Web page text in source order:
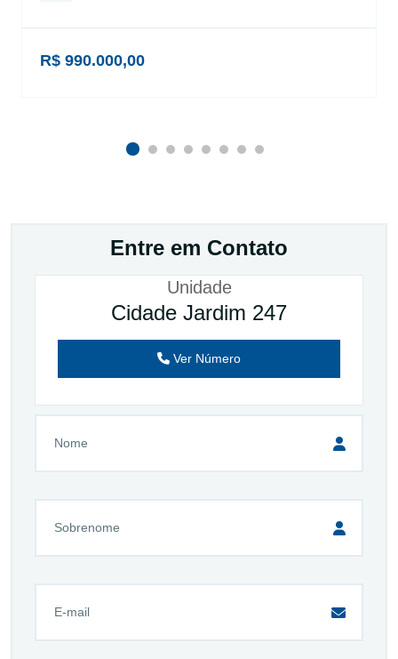
R$ 990.000,00
Entre em Contato
Unidade
Cidade Jardim 247
Ver Número